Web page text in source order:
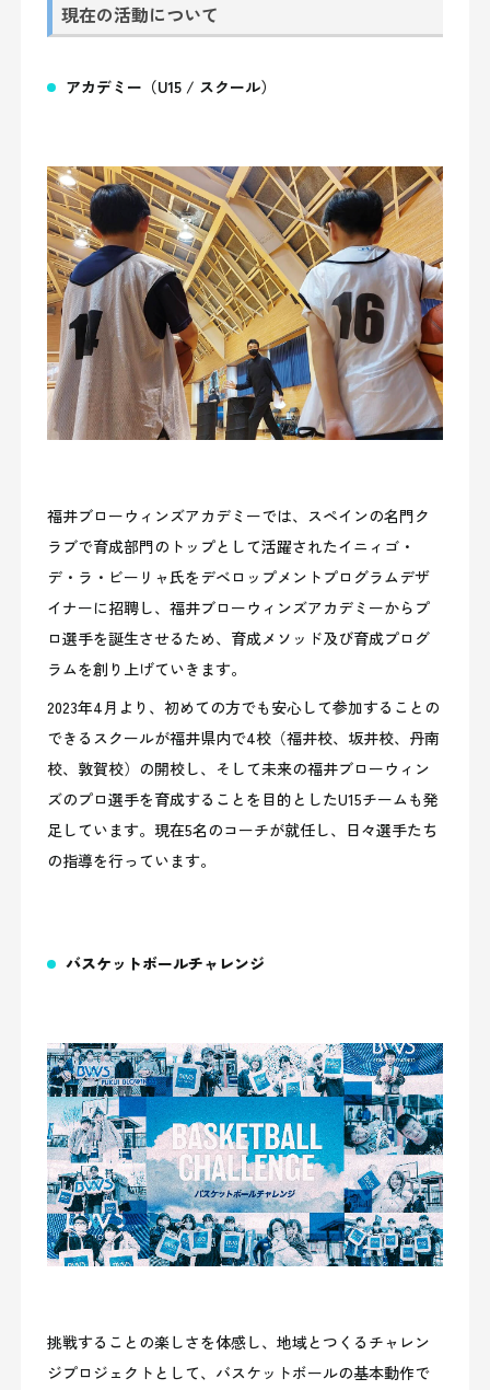
現在の活動について
アカデミー（U15 / スクール）
福井ブローウィンズアカデミーでは、スペインの名門ク
ラブで育成部門のトップとして活躍されたイニィゴ・
デ・ラ・ビーリャ氏をデベロップメントプログラムデザ
イナーに招聘し、福井ブローウィンズアカデミーからプ
ロ選手を誕生させるため、育成メソッド及び育成プログ
ラムを創り上げていきます。
2023年4月より、初めての方でも安心して参加することの
できるスクールが福井県内で4校（福井校、坂井校、丹南
校、敦賀校）の開校し、そして未来の福井ブローウィン
ズのプロ選手を育成することを目的としたU15チームも発
足しています。現在5名のコーチが就任し、日々選手たち
の指導を行っています。
バスケットボールチャレンジ
挑戦することの楽しさを体感し、地域とつくるチャレン
ジプロジェクトとして、バスケットボールの基本動作で